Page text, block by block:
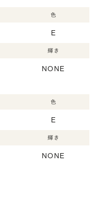
色
E
輝き
NONE
色
E
輝き
NONE